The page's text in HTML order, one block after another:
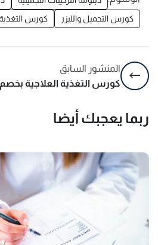
كورس التجميل والليزر
كورس التغذية
المنشور السابق
كورس التغذية العلاجية بخصم 50%.. اشترك الآن
ربما يعجبك أيضا